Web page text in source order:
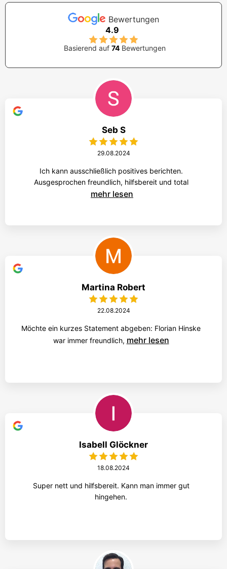
Bewertungen
4.9
Basierend auf 74 Bewertungen
Seb S
29.08.2024
Ich kann ausschließlich positives berichten.
Ausgesprochen freundlich, hilfsbereit und total
mehr lesen
Martina Robert
22.08.2024
Möchte ein kurzes Statement abgeben: Florian Hinske
war immer freundlich, mehr lesen
Isabell Glöckner
18.08.2024
Super nett und hilfsbereit. Kann man immer gut
hingehen.